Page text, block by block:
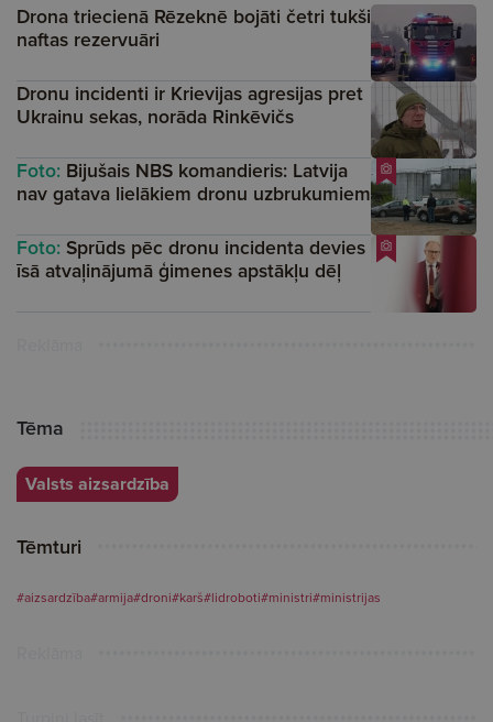
Drona triecienā Rēzeknē bojāti četri tukši
naftas rezervuāri
Dronu incidenti ir Krievijas agresijas pret
Ukrainu sekas, norāda Rinkēvičs
Foto: Bijušais NBS komandieris: Latvija
nav gatava lielākiem dronu uzbrukumiem
Foto: Sprūds pēc dronu incidenta devies
īsā atvaļinājumā ģimenes apstākļu dēļ
Tēma
Valsts aizsardzība
Tēmturi
#aizsardzība#armija#droni#karš#lidroboti#ministri#ministrijas